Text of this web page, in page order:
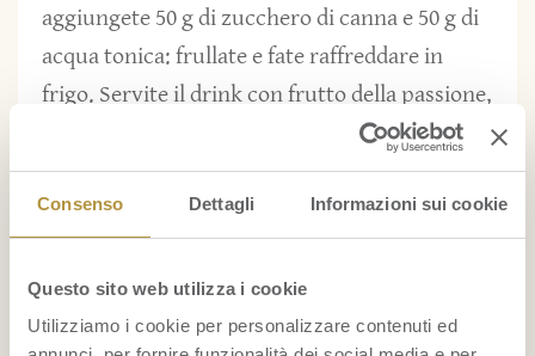
Consenso Dettagli Informazioni sui cookie
Questo sito web utilizza i cookie
Utilizziamo i cookie per personalizzare contenuti ed
aggiungete 50 g di zucchero di canna e 50 g di
acqua tonica: frullate e fate raffreddare in
frigo. Servite il drink con frutto della passione,
mango e limone in un bicchiere Martini
decorato ai bordi con zucchero e foglioline di
menta.
Frutto della